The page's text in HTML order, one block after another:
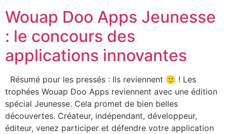
Wouap Doo Apps Jeunesse
: le concours des
applications innovantes
Résumé pour les pressés : Ils reviennent 🙂 ! Les
trophées Wouap Doo Apps reviennent avec une édition
spécial Jeunesse. Cela promet de bien belles
découvertes. Créateur, indépendant, développeur,
éditeur, venez participer et défendre votre application